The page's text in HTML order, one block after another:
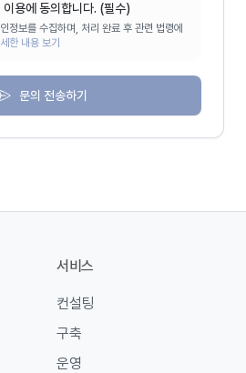
이용에 동의합니다. (필수)
정보를 수집하며, 처리 완료 후 관련 법령에
한 내용 보기
문의 전송하기
서비스
컨설팅
구축
운영